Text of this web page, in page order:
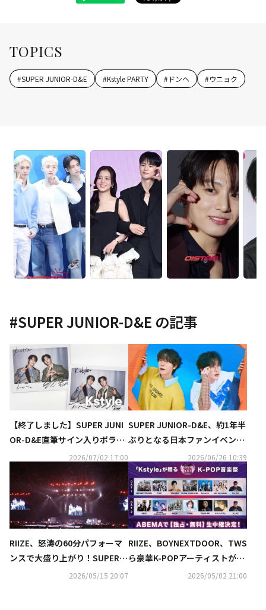
TOPICS
#SUPER JUNIOR-D&E #Kstyle PARTY #ドンヘ #ウニョク
#SUPER JUNIOR-D&E の記事
【終了しました】SUPER JUNI
OR-D&E直筆サイン入りポラを
2名様に！「Kstyle PARTY 202
6」DAY2出演
2026/07/02 17:00
SUPER JUNIOR-D&E、約1年半
ぶりとなる日本ファンイベント
が決定！9月に東京で開催
2026/06/26 10:39
RIIZE、怒涛の60分パフォーマ
ンスで大盛り上がり！SUPER J
UNIOR-D&E、YENAまで「Ksty
2026/05/15 20:07
RIIZE、BOYNEXTDOOR、TWS
ら豪華K-POPアーティストが出
演「Kstyle PARTY 2026」生中
2026/05/02 21:00